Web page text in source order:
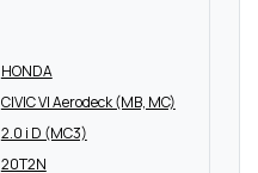
HONDA
CIVIC VI Aerodeck (MB, MC)
2.0 i D (MC3)
20T2N